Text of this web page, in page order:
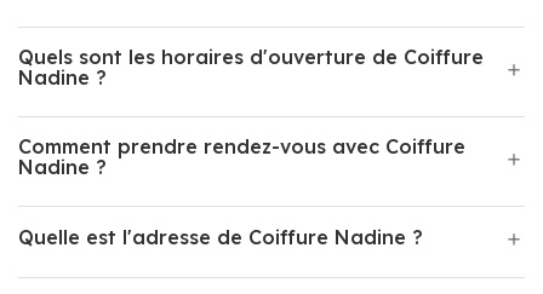
Quels sont les horaires d'ouverture de Coiffure
Nadine ?
Comment prendre rendez-vous avec Coiffure
Nadine ?
Quelle est l'adresse de Coiffure Nadine ?